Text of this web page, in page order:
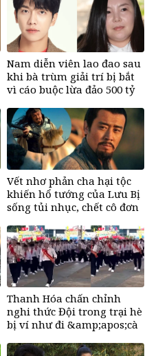
Nam diễn viên lao đao sau
khi bà trùm giải trí bị bắt
vì cáo buộc lừa đảo 500 tỷ
Vết nhơ phản cha hại tộc
khiến hổ tướng của Lưu Bị
sống tủi nhục, chết cô đơn
Thanh Hóa chấn chỉnh
nghi thức Đội trong trại hè
bị ví như đi &amp;apos;cà